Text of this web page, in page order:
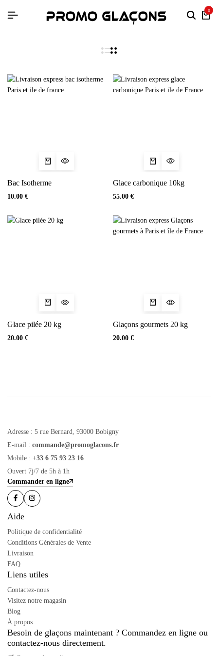
0
Bac Isotherme
10.00 €
Glace carbonique 10kg
55.00 €
Glace pilée 20 kg
20.00 €
Glaçons gourmets 20 kg
20.00 €
Adresse : 5 rue Bernard, 93000 Bobigny
E-mail : commande@promoglacons.fr
Mobile : +33 6 75 93 23 16
Ouvert 7j/7 de 5h à 1h
Commander en ligne
Aide
Politique de confidentialité
Conditions Générales de Vente
Livraison
FAQ
Liens utiles
Contactez-nous
Visitez notre magasin
Blog
À propos
Besoin de glaçons maintenant ? Commandez en ligne ou
contactez-nous directement.